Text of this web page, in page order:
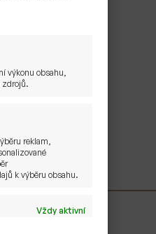
výkonu obsahu,
zdrojů.
reklam,
k výběru obsahu.
Vždy aktivní